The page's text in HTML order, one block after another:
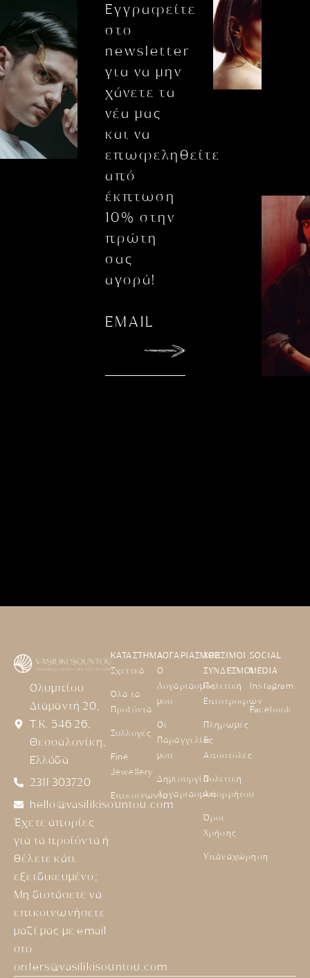
Εγγραφείτε
στο
newsletter
για να μην
χάνετε τα
νέα μας
και να
επωφεληθείτε
από
έκπτωση
10% στην
πρώτη
σας
αγορά!
Ολυμπίου
Διαμαντή 20,
Τ.Κ. 546 26,
Θεσσαλονίκη,
Ελλάδα
2311 303720
hello@vasilikisountou.com
Έχετε απορίες
για τα προϊόντα ή
θέλετε κάτι
εξειδικευμένο;
Μη διστάσετε να
επικοινωνήσετε
μαζί μας με email
στο
orders@vasilikisountou.com
ΚΑΤΑΣΤΗΜΑ
Σχετικά
Όλα τα
Προϊόντα
Συλλογές
Fine
Jewellery
Επικοινωνία
ΛΟΓΑΡΙΑΣΜΟΣ
Ο
Λογαριασμός
μου
Οι
Παραγγελίες
μου
Δημιουργία
Λογαριασμού
ΧΡΗΣΙΜΟΙ
ΣΥΝΔΕΣΜΟΙ
Πολιτική
Επιστροφών
Πληρωμές
&
Αποστολές
Πολιτική
Απορρήτου
Όροι
Χρήσης
Υπαναχώρηση
SOCIAL
MEDIA
Instagram
Facebook